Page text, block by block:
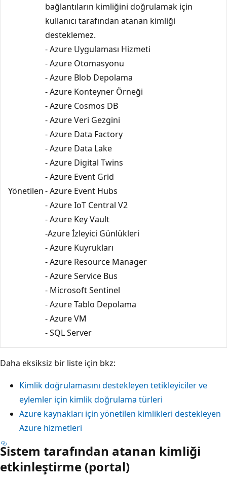
bağlantıların kimliğini doğrulamak için
kullanıcı tarafından atanan kimliği
desteklemez.
Yönetilen
- Azure Uygulaması Hizmeti
- Azure Otomasyonu
- Azure Blob Depolama
- Azure Konteyner Örneği
- Azure Cosmos DB
- Azure Veri Gezgini
- Azure Data Factory
- Azure Data Lake
- Azure Digital Twins
- Azure Event Grid
- Azure Event Hubs
- Azure IoT Central V2
- Azure Key Vault
-Azure İzleyici Günlükleri
- Azure Kuyrukları
- Azure Resource Manager
- Azure Service Bus
- Microsoft Sentinel
- Azure Tablo Depolama
- Azure VM
- SQL Server
Daha eksiksiz bir liste için bkz:
Kimlik doğrulamasını destekleyen tetikleyiciler ve
eylemler için kimlik doğrulama türleri
Azure kaynakları için yönetilen kimlikleri destekleyen
Azure hizmetleri
Sistem tarafından atanan kimliği
etkinleştirme (portal)